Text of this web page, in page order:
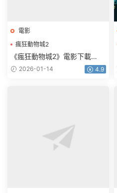
電影
瘋狂動物城2
瘋狂動物城2電影下載
《瘋狂動物城2》電影下載
1080p.HD中英雙語
2026-01-14 4.9